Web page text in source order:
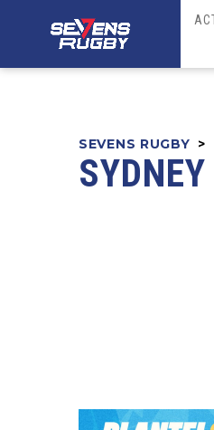
SEVENS RUGBY >